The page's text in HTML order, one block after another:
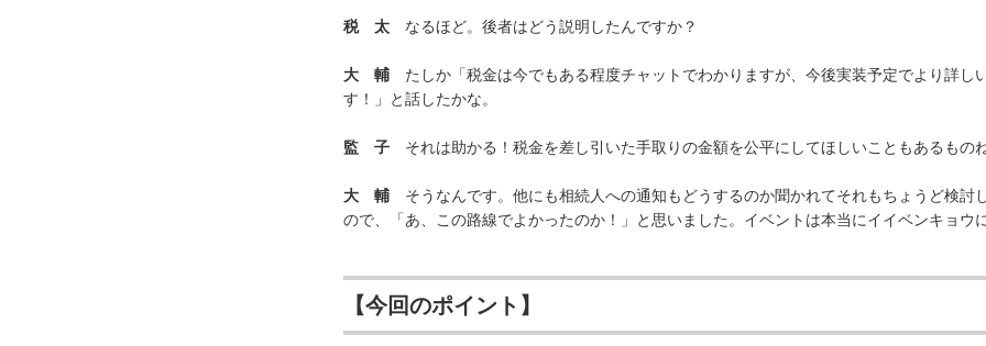
税 太 なるほど。後者はどう説明したんですか？
大 輔 たしか「税金は今でもある程度チャットでわかりますが、今後実装予定でより詳し
す！」と話したかな。
監 子 それは助かる！税金を差し引いた手取りの金額を公平にしてほしいこともあるものね
大 輔 そうなんです。他にも相続人への通知もどうするのか聞かれてそれもちょうど検討
ので、「あ、この路線でよかったのか！」と思いました。イベントは本当にイイベンキョウ
【今回のポイント】